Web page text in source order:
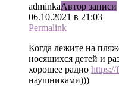
adminkaАвтор записи
06.10.2021 в 21:03
Permalink
Когда лежите на
носящихся детей и
хорошее радио https://
наушниками)))